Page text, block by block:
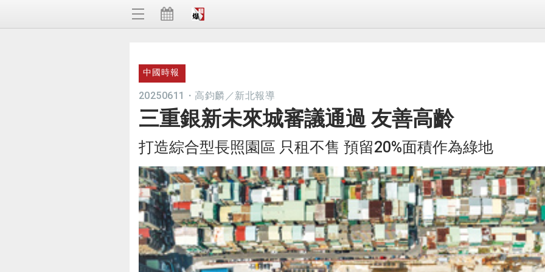
中國時報
20250611 ・ 高鈞麟／新北報導
三重銀新未來城審議通過 友善高齡
打造綜合型長照園區 只租不售 預留20%面積作為綠地